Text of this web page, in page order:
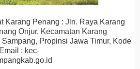
Karang Penang : Jln. Raya Karang
Onjur, Kecamatan Karang
Propinsi Jawa Timur, Kode
: kec-